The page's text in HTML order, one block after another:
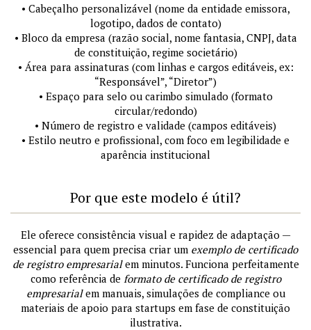
• Cabeçalho personalizável (nome da entidade emissora,
logotipo, dados de contato)
• Bloco da empresa (razão social, nome fantasia, CNPJ, data
de constituição, regime societário)
• Área para assinaturas (com linhas e cargos editáveis, ex:
“Responsável”, “Diretor”)
• Espaço para selo ou carimbo simulado (formato
circular/redondo)
• Número de registro e validade (campos editáveis)
• Estilo neutro e profissional, com foco em legibilidade e
aparência institucional
Por que este modelo é útil?
Ele oferece consistência visual e rapidez de adaptação —
essencial para quem precisa criar um exemplo de certificado
de registro empresarialem minutos. Funciona perfeitamente
como referência de formato de certificado de registro
empresarialem manuais, simulações de compliance ou
materiais de apoio para startups em fase de constituição
ilustrativa.